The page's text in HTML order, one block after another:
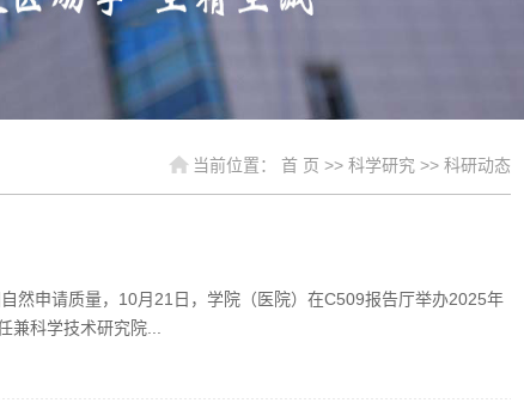
当前位置： 首 页 >> 科学研究 >> 科研动态
然申请质量，10月21日，学院（医院）在C509报告厅举办2025年
兼科学技术研究院...